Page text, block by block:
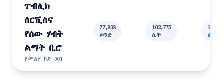
ፐብሊክ
ሰርቪስና
የሰው ሃብት
ልማት ቢሮ
የመለያ ኮድ 001
77,303
ወንድ
102,775
ሴት
ድምር